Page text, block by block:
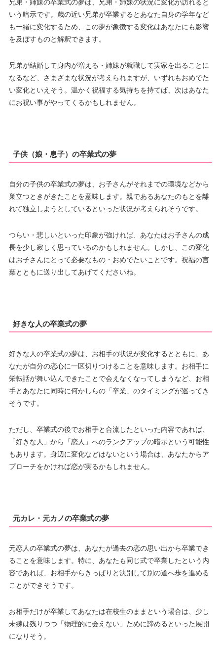
兄弟・姉妹の卒業式の夢は、兄弟・姉妹の状況に変化が訪れると
いう暗示です。歳の近い兄弟が卒業するとあなた自身の学年など
も一緒に変化するため、この夢が象徴する変化はあなたにも影響
を及ぼすものと解釈できます。
兄弟が結婚して身内が増える・姉妹が就職して実家を出ることに
なるなど、さまざまな状況が考えられますが、いずれもおめでた
い変化といえそう。温かく祝福する気持ちを持てば、次はあなた
にお祝い事がやってくるかもしれません。
子供（娘・息子）の卒業式の夢
自分の子供の卒業式の夢は、お子さんがそれまでの環境などから
巣立つときがきたことを意味します。親であるあなたのもとを離
れて独立しようとしているといった状況が考えられそうです。
つらい・悲しいといった印象が強ければ、あなたはお子さんの成
長を少し寂しく思っているのかもしれません。しかし、この変化
はお子さんにとって必要なもの・おめでたいことです。祝福の言
葉とともに送り出してあげてくださいね。
好きな人の卒業式の夢
好きな人の卒業式の夢は、お相手の状況が変化するとともに、あ
なたが自分の恋心に一区切りつけることを意味します。お相手に
栄転話が舞い込んできたことで会えなくなってしまうなど、お相
手とあなたに同時に何かしらの「卒業」のタイミングが巡ってき
そうです。
ただし、卒業式の後でお相手と合流したといった内容であれば、
「好きな人」から「恋人」へのランクアップの暗示という可能性
もあります。身辺に変化などはないという場合は、あなたからア
プローチをかければ恋が実るかもしれません。
元カレ・元カノの卒業式の夢
元恋人の卒業式の夢は、あなたが過去の恋の思い出から卒業でき
ることを意味します。特に、あなたも同じ式で卒業したという内
容であれば、お相手からきっぱりと決別して別の道へ歩を進める
ことができそうです。
お相手だけが卒業してあなたは在校生のままという場合は、少し
未練は残りつつ「物理的に会えない」ために諦めるといった展開
になりそう。